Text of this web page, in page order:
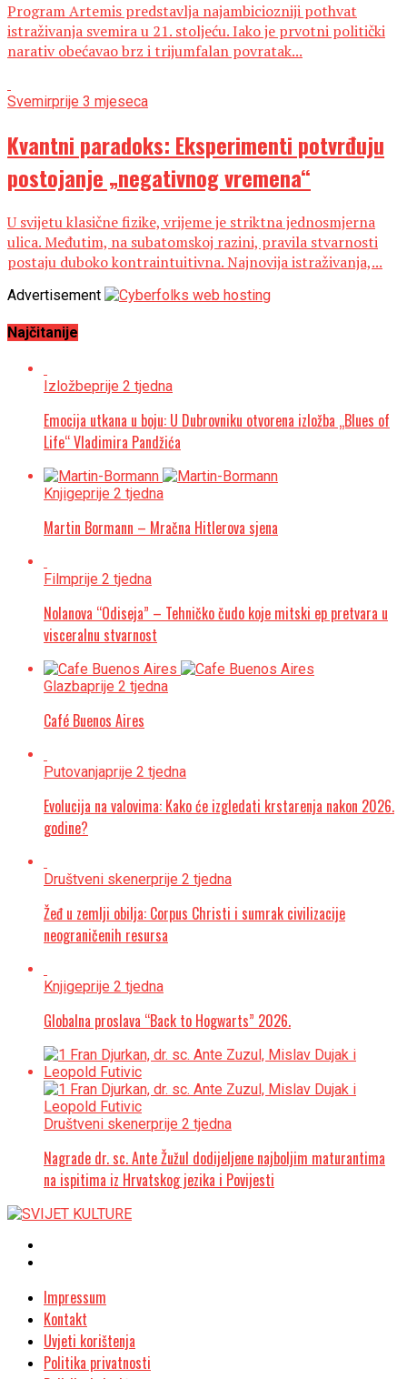
Program Artemis predstavlja najambiciozniji pothvat
istraživanja svemira u 21. stoljeću. Iako je prvotni politički
narativ obećavao brz i trijumfalan povratak...
Svemirprije 3 mjeseca
Kvantni paradoks: Eksperimenti potvrđuju
postojanje „negativnog vremena“
U svijetu klasične fizike, vrijeme je striktna jednosmjerna
ulica. Međutim, na subatomskoj razini, pravila stvarnosti
postaju duboko kontraintuitivna. Najnovija istraživanja,...
Advertisement
Najčitanije
Izložbeprije 2 tjedna
Emocija utkana u boju: U Dubrovniku otvorena izložba „Blues of
Life“ Vladimira Pandžića
Knjigeprije 2 tjedna
Martin Bormann – Mračna Hitlerova sjena
Filmprije 2 tjedna
Nolanova “Odiseja” – Tehničko čudo koje mitski ep pretvara u
visceralnu stvarnost
Glazbaprije 2 tjedna
Café Buenos Aires
Putovanjaprije 2 tjedna
Evolucija na valovima: Kako će izgledati krstarenja nakon 2026.
godine?
Društveni skenerprije 2 tjedna
Žeđ u zemlji obilja: Corpus Christi i sumrak civilizacije
neograničenih resursa
Knjigeprije 2 tjedna
Globalna proslava “Back to Hogwarts” 2026.
Društveni skenerprije 2 tjedna
Nagrade dr. sc. Ante Žužul dodijeljene najboljim maturantima
na ispitima iz Hrvatskog jezika i Povijesti
Impressum
Kontakt
Uvjeti korištenja
Politika privatnosti